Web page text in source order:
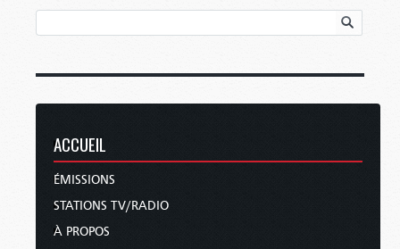
ACCUEIL
ÉMISSIONS
STATIONS TV/RADIO
À PROPOS